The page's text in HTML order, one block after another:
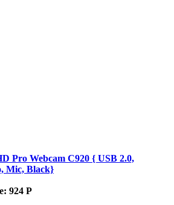
Pro Webcam C920 { USB 2.0,
Mic, Black}
924 Р